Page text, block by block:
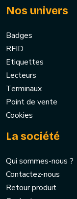
Nos univers
Badges
RFID
Etiquettes
Lecteurs
Terminaux
Point de vente
Cookies
La société
Qui sommes-nous ?
Contactez-nous
Retour produit